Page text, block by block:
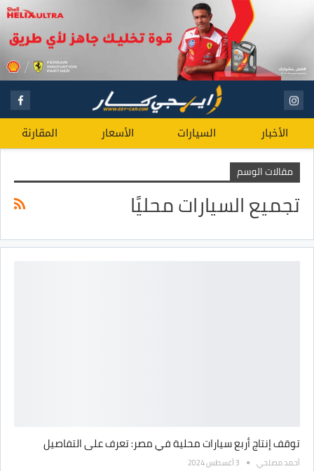
الأخبار السيارات الأسعار المقارنة
مقالات الوسم
تجميع السيارات محليًا
توقف إنتاج أربع سيارات محلية في مصر: تعرف على التفاصيل
أحمد مصلحي 3 أغسطس 2024